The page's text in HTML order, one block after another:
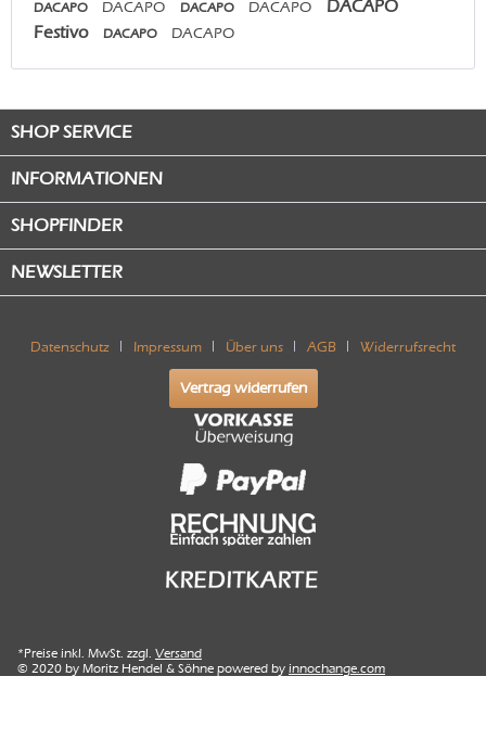
DACAPO DACAPO DACAPO DACAPO
DACAPO
Festivo
DACAPO DACAPO
SHOP SERVICE
INFORMATIONEN
SHOPFINDER
NEWSLETTER
Datenschutz Impressum Über uns AGB Widerrufsrecht
Vertrag widerrufen
*Preise inkl. MwSt. zzgl. Versand
© 2020 by Moritz Hendel & Söhne powered by innochange.com